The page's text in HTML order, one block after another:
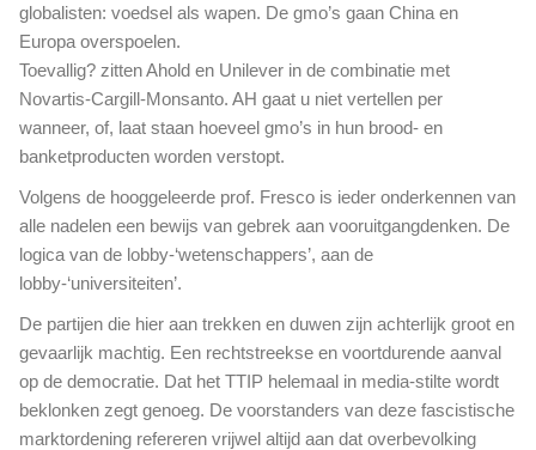
n
g
e
r
s
"
globalisten: voedsel als wapen. De gmo’s gaan China en
Europa overspoelen.
Toevallig? zitten Ahold en Unilever in de combinatie met
Novartis-Cargill-Monsanto. AH gaat u niet vertellen per
wanneer, of, laat staan hoeveel gmo’s in hun brood- en
banketproducten worden verstopt.
Volgens de hooggeleerde prof. Fresco is ieder onderkennen van
alle nadelen een bewijs van gebrek aan vooruitgangdenken. De
logica van de lobby-‘wetenschappers’, aan de
lobby-‘universiteiten’.
De partijen die hier aan trekken en duwen zijn achterlijk groot en
gevaarlijk machtig. Een rechtstreekse en voortdurende aanval
op de democratie. Dat het TTIP helemaal in media-stilte wordt
beklonken zegt genoeg. De voorstanders van deze fascistische
marktordening refereren vrijwel altijd aan dat overbevolking